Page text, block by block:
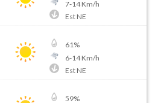
7-14Km/h
Est NE
61%
6-14Km/h
Est NE
59%